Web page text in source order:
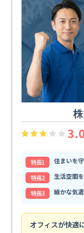
特⻑1
住まいを
特⻑2
生活空間
特⻑3
細かな気
オフィスが快適